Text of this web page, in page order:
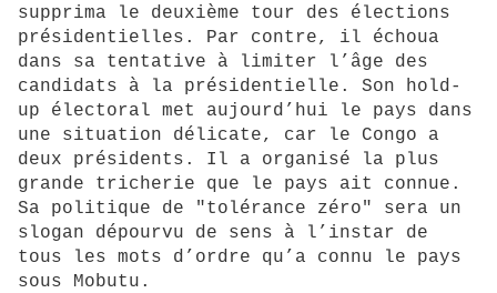
supprima le deuxième tour des élections
présidentielles. Par contre, il échoua
dans sa tentative à limiter l’âge des
candidats à la présidentielle. Son hold-
up électoral met aujourd’hui le pays dans
une situation délicate, car le Congo a
deux présidents. Il a organisé la plus
grande tricherie que le pays ait connue.
Sa politique de "tolérance zéro" sera un
slogan dépourvu de sens à l’instar de
tous les mots d’ordre qu’a connu le pays
sous Mobutu.